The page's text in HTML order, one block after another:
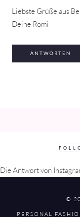
Liebste Grüße aus
Deine Romi
ANTWORTEN
Die Antwort von
©
PERSONAL